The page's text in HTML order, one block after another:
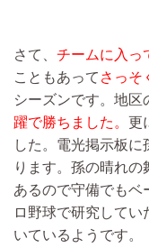
さて、 チームに入っ
こともあって さっそ
シーズンです。地区
躍で勝ちました。 更
した。電光掲示板
ります。孫の晴れ
あるので守備でもベ
ロ野球で研究して
いているようです。